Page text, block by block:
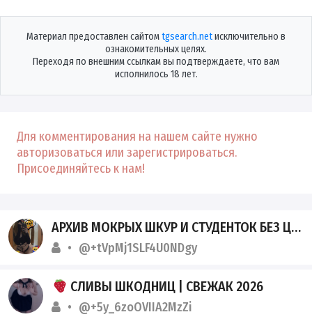
Материал предоставлен сайтомtgsearch.netисключительно в
ознакомительных целях.
Переходя по внешним ссылкам вы подтверждаете, что вам
исполнилось 18 лет.
Для комментирования на нашем сайте нужно
авторизоваться или зарегистрироваться.
Присоединяйтесь к нам!
АРХИВ МОКРЫХ ШКУР И СТУДЕНТОК БЕЗ ЦЕНЗУРЫ
@+tVpMj1SLF4U0NDgy
СЛИВЫ ШКОДНИЦ | СВЕЖАК 2026
@+5y_6zoOVIIA2MzZi